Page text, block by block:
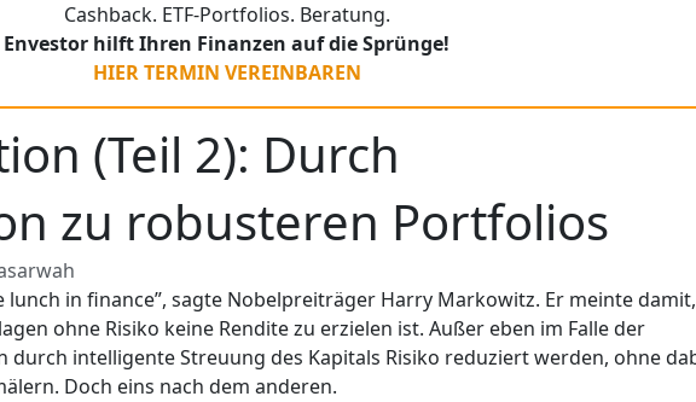
Cashback. ETF-Portfolios. Beratung.
Envestor hilft Ihren Finanzen auf die Sprünge!
HIER TERMIN VEREINBAREN
(Teil 2): Durch
zu robusteren Portfolios
in finance”, sagte Nobelpreiträger Harry Markowitz. Er meinte damit,
ohne Risiko keine Rendite zu erzielen ist. Außer eben im Falle der
durch intelligente Streuung des Kapitals Risiko reduziert werden, ohne
Doch eins nach dem anderen.